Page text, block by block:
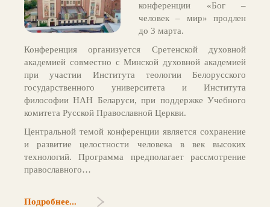
конференции «Бог –
человек – мир» продлен
до 3 марта.
Конференция организуется Сретенской духовной
академией совместно с Минской духовной академией
при участии Института теологии Белорусского
государственного университета и Института
философии НАН Беларуси, при поддержке Учебного
комитета Русской Православной Церкви.
Центральной темой конференции является сохранение
и развитие целостности человека в век высоких
технологий. Программа предполагает рассмотрение
православного…
Подробнее...